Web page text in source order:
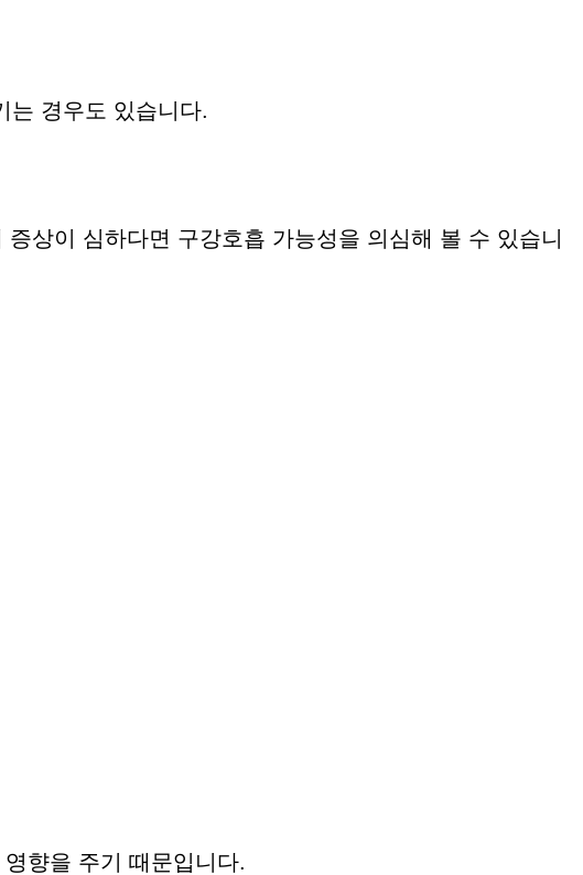
는 경우도 있습니다.
상이 심하다면 구강호흡 가능성을 의심해 볼 수 있습니
향을 주기 때문입니다.